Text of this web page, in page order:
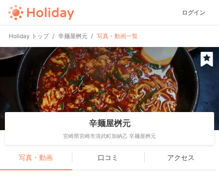
ログイン
Holiday トップ 辛麺屋桝元 写真・動画一覧
辛麺屋桝元
宮崎県宮崎市清武町加納乙 辛麺屋桝元
写真・動画 口コミ アクセス